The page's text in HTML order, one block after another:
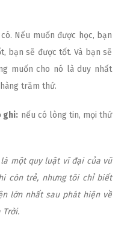
Nếu muốn được học, bạn
bạn sẽ được tốt. Và bạn sẽ
muốn cho nó là duy nhất
trăm thứ.
ghi: nếu có lòng tin, mọi thứ
một quy luật vĩ đại của vũ
còn trẻ, nhưng tôi chỉ biết
lớn nhất sau phát hiện về
Trời.